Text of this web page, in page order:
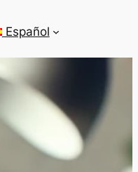
Español